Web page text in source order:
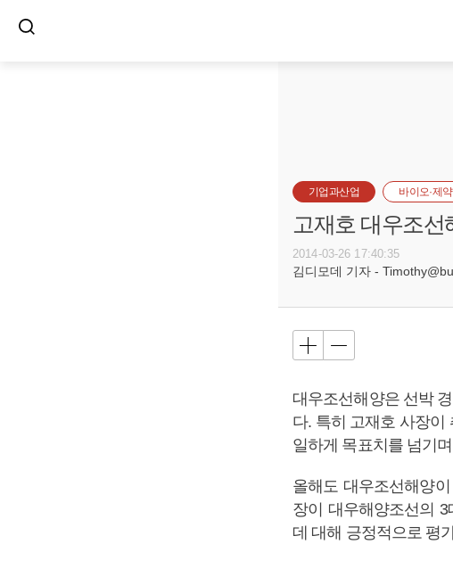
기업과산업 바이오·제약
고재호 대우조
2014-03-26 17:40:35
김디모데 기자 -
대우조선해양은 선박
다. 특히 고재호 사장이
일하게 목표치를 넘기
올해도 대우조선해양
장이 대우해양조선의 3
데 대해 긍정적으로 평